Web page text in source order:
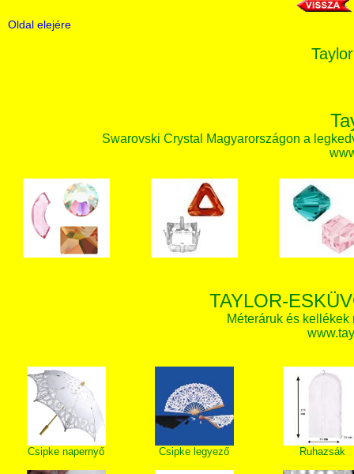
Oldal elejére
Swarovski Crystal Magyarországon a
TAYLOR-
Méteráruk és
Csipke napernyő Csipke legyező Ruhazsák